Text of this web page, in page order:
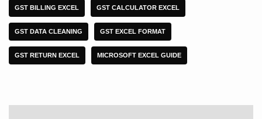
GST BILLING EXCEL GST CALCULATOR EXCEL
GST DATA CLEANING GST EXCEL FORMAT
GST RETURN EXCEL MICROSOFT EXCEL GUIDE